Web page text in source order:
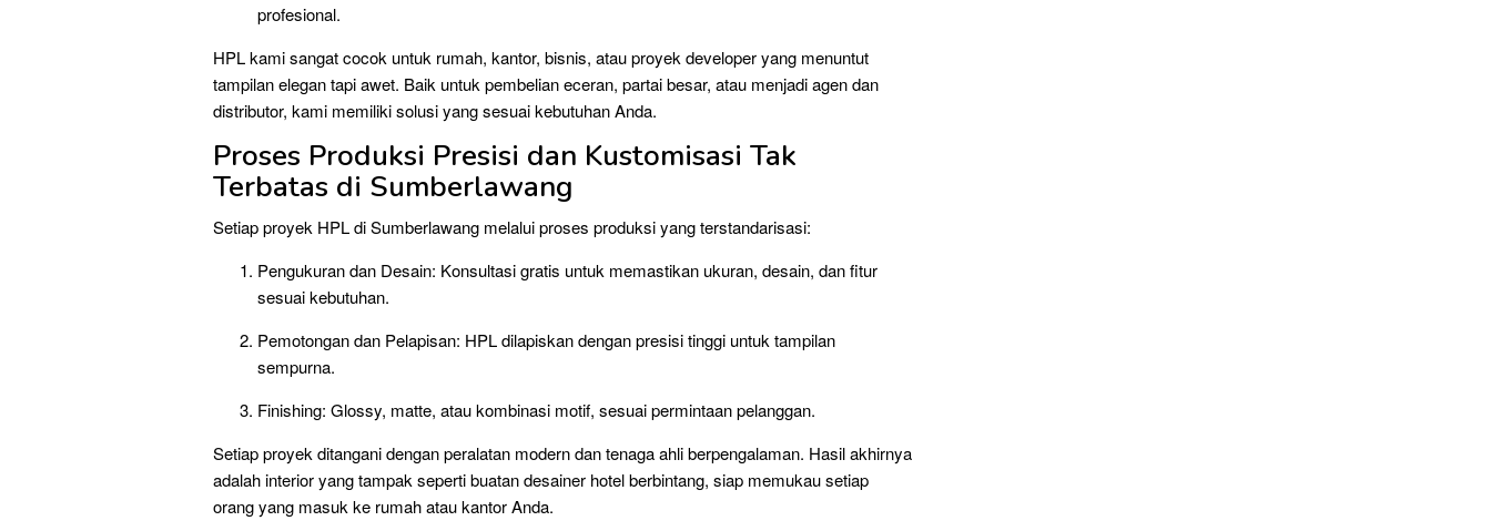
profesional.
HPL kami sangat cocok untuk rumah, kantor, bisnis, atau proyek developer yang menuntut
tampilan elegan tapi awet. Baik untuk pembelian eceran, partai besar, atau menjadi agen dan
distributor, kami memiliki solusi yang sesuai kebutuhan Anda.
Proses Produksi Presisi dan Kustomisasi Tak
Terbatas di Sumberlawang
Setiap proyek HPL di Sumberlawang melalui proses produksi yang terstandarisasi:
Pengukuran dan Desain: Konsultasi gratis untuk memastikan ukuran, desain, dan fitur
sesuai kebutuhan.
Pemotongan dan Pelapisan: HPL dilapiskan dengan presisi tinggi untuk tampilan
sempurna.
Finishing: Glossy, matte, atau kombinasi motif, sesuai permintaan pelanggan.
Setiap proyek ditangani dengan peralatan modern dan tenaga ahli berpengalaman. Hasil akhirnya
adalah interior yang tampak seperti buatan desainer hotel berbintang, siap memukau setiap
orang yang masuk ke rumah atau kantor Anda.